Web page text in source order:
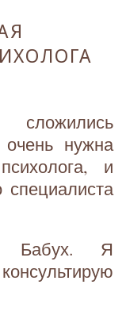
очень нужна
и
Бабух. Я